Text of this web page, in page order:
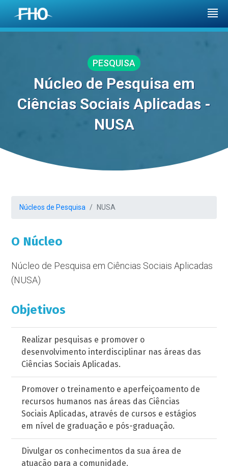
PESQUISA
Núcleo de Pesquisa em
Ciências Sociais Aplicadas -
NUSA
Núcleos de Pesquisa NUSA
O Núcleo
Núcleo de Pesquisa em Ciências Sociais Aplicadas
(NUSA)
Objetivos
Realizar pesquisas e promover o
desenvolvimento interdisciplinar nas áreas das
Ciências Sociais Aplicadas.
Promover o treinamento e aperfeiçoamento de
recursos humanos nas áreas das Ciências
Sociais Aplicadas, através de cursos e estágios
em nível de graduação e pós-graduação.
Divulgar os conhecimentos da sua área de
atuação para a comunidade.